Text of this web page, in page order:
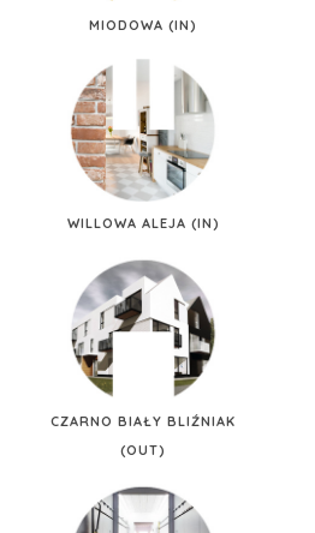
MIODOWA (IN)
WILLOWA ALEJA (IN)
CZARNO BIAŁY BLIŹNIAK
(OUT)